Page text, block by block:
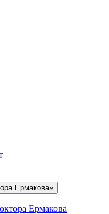
Ермакова»
Ермакова